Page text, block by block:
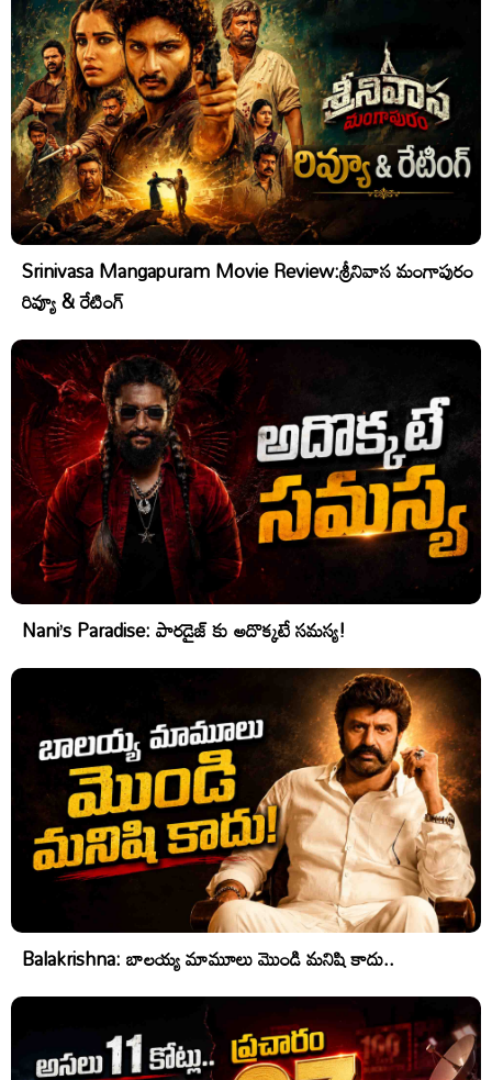
Srinivasa Mangapuram Movie Review:శ్రీనివాస మంగాపురం
రివ్యూ & రేటింగ్
Nani’s Paradise: పారడైజ్ కు అదొక్కటే సమస్య!
Balakrishna: బాలయ్య మామూలు మొండి మనిషి కాదు..